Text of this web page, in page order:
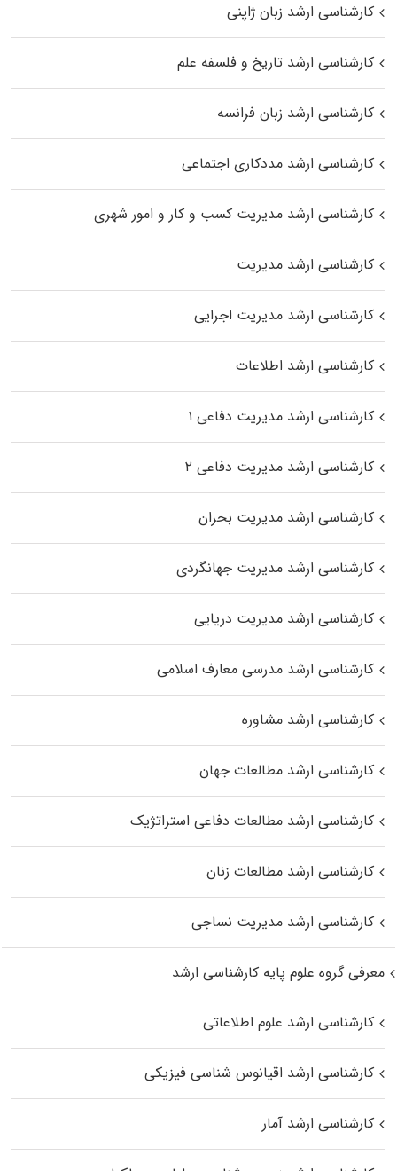
کارشناسی ارشد زبان ژاپنی
کارشناسی ارشد تاریخ و فلسفه علم
کارشناسی ارشد زبان فرانسه
کارشناسی ارشد مددکاری اجتماعی
کارشناسی ارشد مدیریت کسب و کار و امور شهری
کارشناسی ارشد مدیریت
کارشناسی ارشد مدیریت اجرایی
کارشناسی ارشد اطلاعات
کارشناسی ارشد مدیریت دفاعی ۱
کارشناسی ارشد مدیریت دفاعی ۲
کارشناسی ارشد مدیریت بحران
کارشناسی ارشد مدیریت جهانگردی
کارشناسی ارشد مدیریت دریایی
کارشناسی ارشد مدرسی معارف اسلامی
کارشناسی ارشد مشاوره
کارشناسی ارشد مطالعات جهان
کارشناسی ارشد مطالعات دفاعی استراتژیک
کارشناسی ارشد مطالعات زنان
کارشناسی ارشد مدیریت نساجی
معرفی گروه علوم پایه کارشناسی ارشد
کارشناسی ارشد علوم اطلاعاتی
کارشناسی ارشد اقیانوس‌ شناسی فیزیکی
کارشناسی ارشد آمار